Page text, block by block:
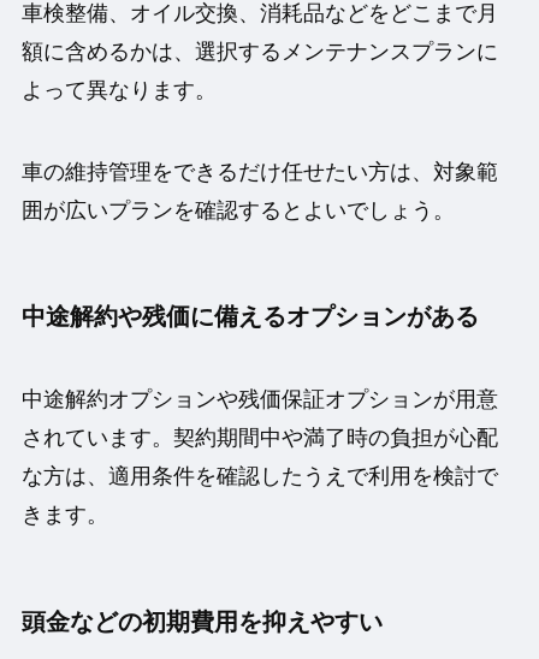
車検整備、オイル交換、消耗品などをどこまで月
額に含めるかは、選択するメンテナンスプランに
よって異なります。
車の維持管理をできるだけ任せたい方は、対象範
囲が広いプランを確認するとよいでしょう。
中途解約や残価に備えるオプションがある
中途解約オプションや残価保証オプションが用意
されています。契約期間中や満了時の負担が心配
な方は、適用条件を確認したうえで利用を検討で
きます。
頭金などの初期費用を抑えやすい